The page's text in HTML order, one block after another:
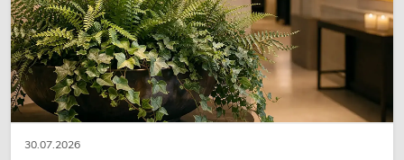
30.07.2026